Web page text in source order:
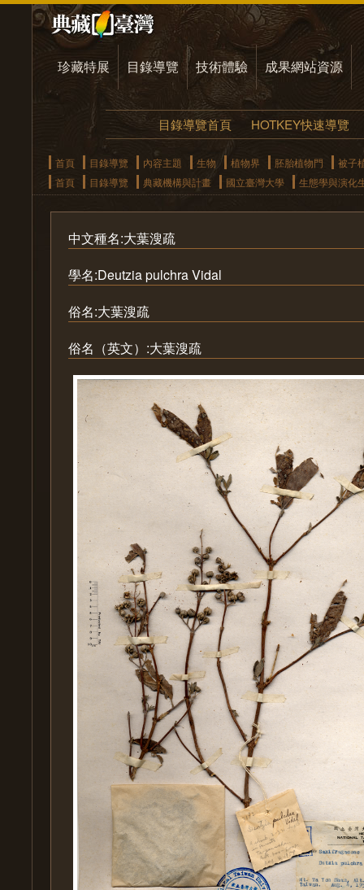
珍藏特展 目錄導覽 技術體驗 成果網站資源
目錄導覽首頁 HOTKEY快速導覽
首頁 目錄導覽 內容主題 生物 植物界 胚胎植物門
被子
首頁
目錄導覽 典藏機構與計畫 國立臺灣大學 生態學與演化
中文種名:大葉溲疏
學名:Deutzia pulchra Vidal
俗名:大葉溲疏
俗名（英文）:大葉溲疏